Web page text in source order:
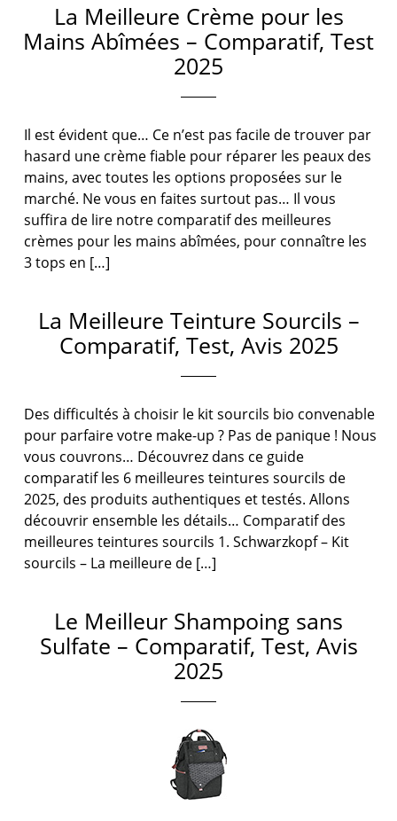
La Meilleure Crème pour les
Mains Abîmées – Comparatif, Test
2025
Il est évident que… Ce n’est pas facile de trouver par
hasard une crème fiable pour réparer les peaux des
mains, avec toutes les options proposées sur le
marché. Ne vous en faites surtout pas… Il vous
suffira de lire notre comparatif des meilleures
crèmes pour les mains abîmées, pour connaître les
3 tops en […]
La Meilleure Teinture Sourcils –
Comparatif, Test, Avis 2025
Des difficultés à choisir le kit sourcils bio convenable
pour parfaire votre make-up ? Pas de panique ! Nous
vous couvrons… Découvrez dans ce guide
comparatif les 6 meilleures teintures sourcils de
2025, des produits authentiques et testés. Allons
découvrir ensemble les détails… Comparatif des
meilleures teintures sourcils 1. Schwarzkopf – Kit
sourcils – La meilleure de […]
Le Meilleur Shampoing sans
Sulfate – Comparatif, Test, Avis
2025